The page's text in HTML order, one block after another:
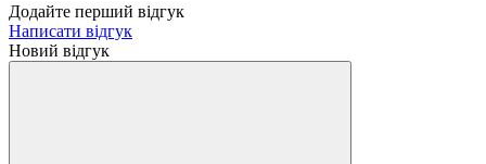
Додайте перший відгук
Написати відгук
Новий відгук